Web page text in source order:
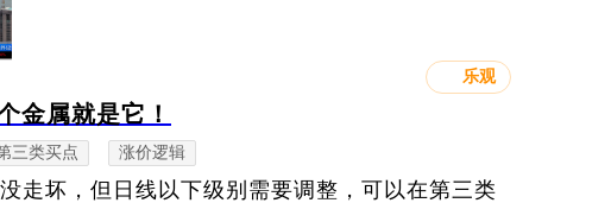
乐观
金属就是它！
三类买点 涨价逻辑
走坏，但日线以下级别需要调整，可以在第三类